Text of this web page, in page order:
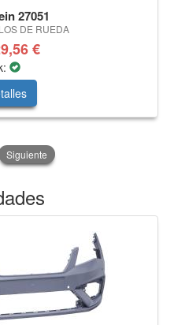
27051
DE RUEDA
€
Siguiente